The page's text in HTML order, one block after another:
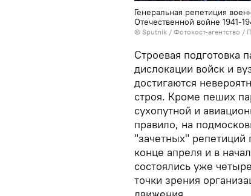
Генеральная репетиция
Отечественной войне 1941-
© Sputnik / Фотохост-агентство /
Строевая подготовка
дислокации войск и
достигаются
строя. Кроме пеших
сухопутной и
правило, на
"зачетных"
конце апреля и в
состоялись уже
точки зрения